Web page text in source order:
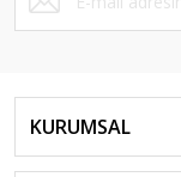
KURUMSAL